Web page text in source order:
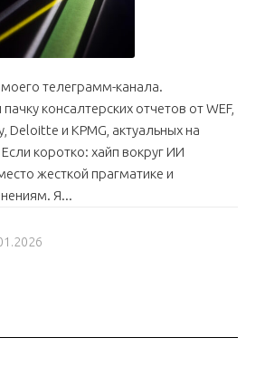
телеграмм-канала.
консалтерских отчетов от WEF,
Deloitte и KPMG, актуальных на
коротко: хайп вокруг ИИ
жесткой прагматике и
Я...